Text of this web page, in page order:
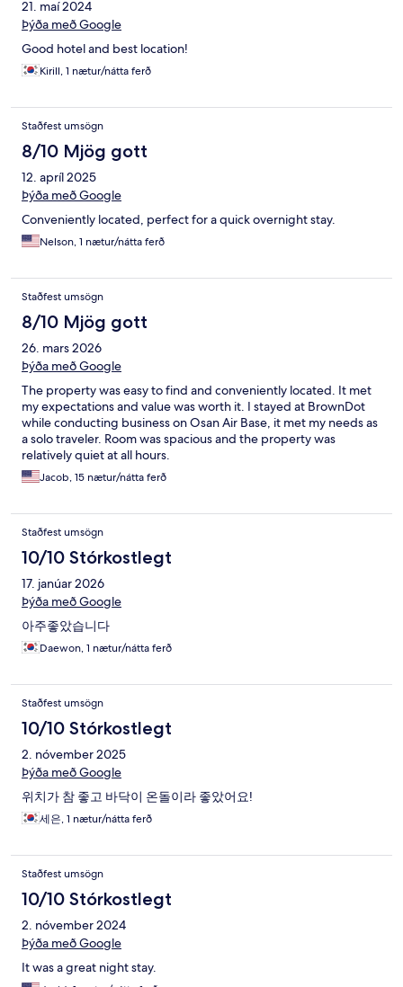
21. maí 2024
Þýða með Google
Good hotel and best location!
Kirill, 1 nætur/nátta ferð
Staðfest umsögn
8/10 Mjög gott
12. apríl 2025
Þýða með Google
Conveniently located, perfect for a quick overnight stay.
Nelson, 1 nætur/nátta ferð
Staðfest umsögn
8/10 Mjög gott
26. mars 2026
Þýða með Google
The property was easy to find and conveniently located. It met
my expectations and value was worth it. I stayed at BrownDot
while conducting business on Osan Air Base, it met my needs as
a solo traveler. Room was spacious and the property was
relatively quiet at all hours.
Jacob, 15 nætur/nátta ferð
Staðfest umsögn
10/10 Stórkostlegt
17. janúar 2026
Þýða með Google
아주좋았습니다
Daewon, 1 nætur/nátta ferð
Staðfest umsögn
10/10 Stórkostlegt
2. nóvember 2025
Þýða með Google
위치가 참 좋고 바닥이 온돌이라 좋았어요!
세은, 1 nætur/nátta ferð
Staðfest umsögn
10/10 Stórkostlegt
2. nóvember 2024
Þýða með Google
It was a great night stay.